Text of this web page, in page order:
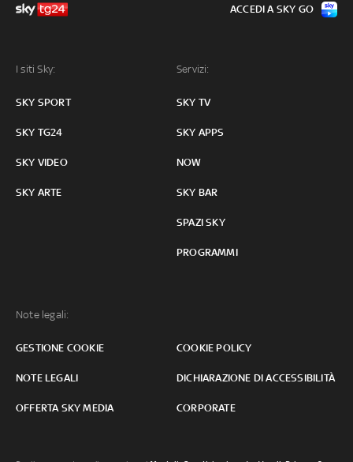
I siti Sky:
SKY SPORT
SKY TG24
SKY VIDEO
SKY ARTE
Servizi:
SKY TV
SKY APPS
NOW
SKY BAR
SPAZI SKY
PROGRAMMI
Note legali:
GESTIONE COOKIE COOKIE POLICY
NOTE LEGALI DICHIARAZIONE DI ACCESSIBILITÀ
OFFERTA SKY MEDIA CORPORATE
ACCEDI A SKY GO